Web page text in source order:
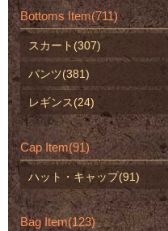
Bottoms Item(711)
スカート(307)
パンツ(381)
レギンス(24)
Cap Item(91)
ハット・キャップ(91)
Bag Item(123)